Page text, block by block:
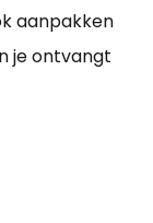
aanpakken
je ontvangt